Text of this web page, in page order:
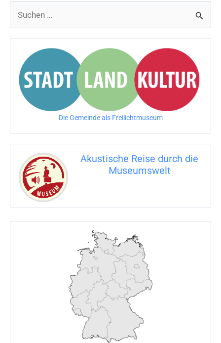
Centre
Pompidou
in
Metz
u
c
Die Gemeinde als Freilichtmuseum
MUSEUM
Akustische Reise durch die
Museumswelt